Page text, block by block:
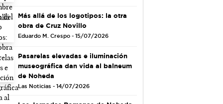
Más allá de los logotipos: la otra
obra de Cruz Novillo
Eduardo M. Crespo - 15/07/2026
Pasarelas elevadas e iluminación
museográfica dan vida al balneum
de Noheda
Las Noticias - 14/07/2026